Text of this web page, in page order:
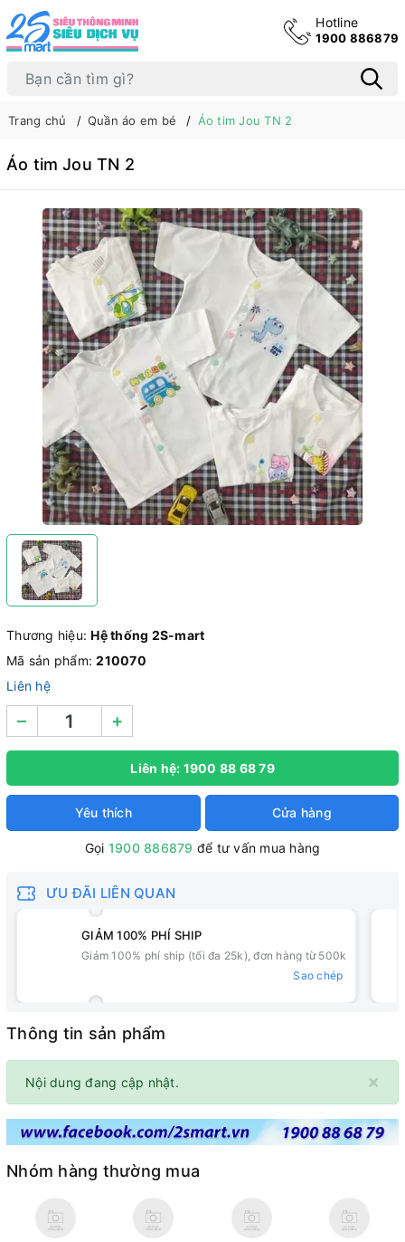
Hotline
1900 886879
Trang chủ Quần áo em bé Áo tim Jou TN 2
Áo tim Jou TN 2
Thương hiệu:Hệ thống 2S-mart
Mã sản phẩm:210070
Liên hệ
– +
Liên hệ: 1900 88 68 79
Yêu thích Cửa hàng
Gọi 1900 886879 để tư vấn mua hàng
ƯU ĐÃI LIÊN QUAN
GIẢM 100% PHÍ SHIP
Giảm 100% phí ship (tối đa 25k), đơn hàng từ 500k
Sao chép
Thông tin sản phẩm
×
Nội dung đang cập nhật.
Nhóm hàng thường mua